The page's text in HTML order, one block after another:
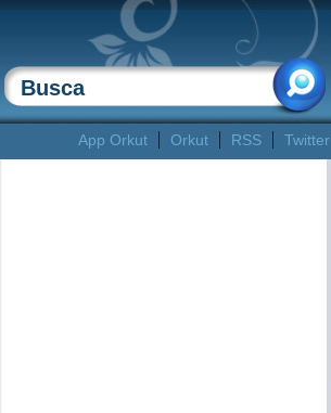
App Orkut Orkut RSS Twitter